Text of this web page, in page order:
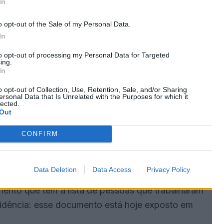
opt-out of the Sale of my Personal Data.
opt-out of processing my Personal Data for Targeted
opt-out of Collection, Use, Retention, Sale, and/or Sharing
Data that Is Unrelated with the Purposes for which it
CONFIRM
Data Deletion Data Access Privacy Policy
e são datados entre 1583 e 1587. Estavam
para Portugal pelos jesuítas, possivelmente
«Aqui na biblioteca há uma fita com uma
referiu Ana Paula Amendoeira.
produzidas com o apoio de mecenato
Hirohito, que foi responsável por captar esse
mas também para criar estas réplicas,
de Confúcio, a tradução do catecismo do
um memorando com a lista de trabalhadores
de um biombo para oferta ao Arcebispo de
que tem a lista de pessoas que trabalharam
esse documento está hoje exposto em